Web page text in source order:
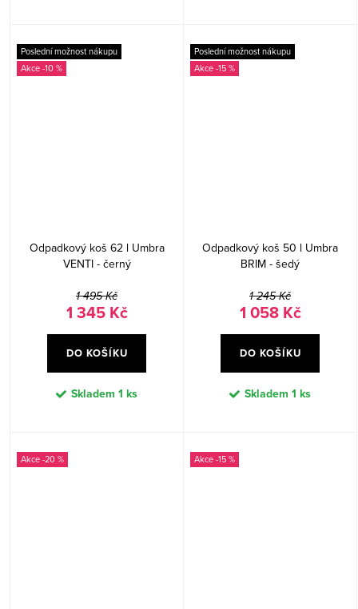
Poslední možnost nákupu
-10 %
Odpadkový koš 62 l Umbra
VENTI - černý
1 495 Kč
1 345 Kč
DO KOŠÍKU
Skladem 1 ks
Poslední možnost nákupu
-15 %
Odpadkový koš 50 l Umbra
BRIM - šedý
1 245 Kč
1 058 Kč
DO KOŠÍKU
Skladem 1 ks
-20 % -15 %